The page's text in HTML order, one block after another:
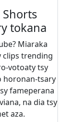
Shorts
tokana
Miaraka
clips trending
votoaty tsy
horonan-tsary
fameperana
na dia tsy
aza.